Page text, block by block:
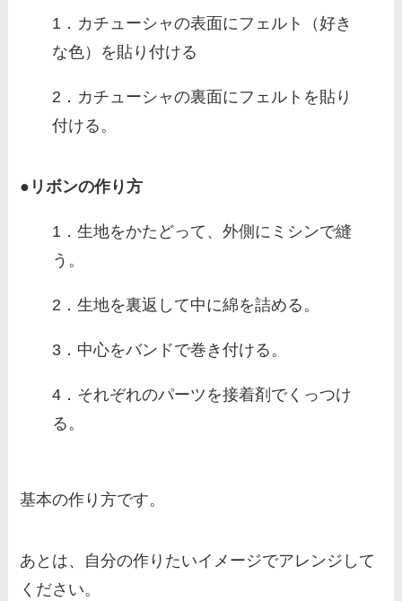
1．カチューシャの表面にフェルト（好き
な色）を貼り付ける
2．カチューシャの裏面にフェルトを貼り
付ける。
●リボンの作り方
1．生地をかたどって、外側にミシンで縫
う。
2．生地を裏返して中に綿を詰める。
3．中心をバンドで巻き付ける。
4．それぞれのパーツを接着剤でくっつけ
る。
基本の作り方です。
あとは、自分の作りたいイメージでアレンジして
ください。